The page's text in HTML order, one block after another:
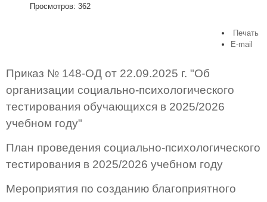
Просмотров: 362
Печать
E-mail
Приказ № 148-ОД от 22.09.2025 г. "Об
организации социально-психологического
тестирования обучающихся в 2025/2026
учебном году"
План проведения социально-психологического
тестирования в 2025/2026 учебном году
Мероприятия по созданию благоприятного